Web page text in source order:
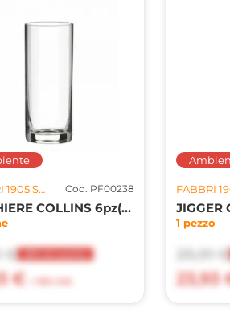
FABBRI 1905 SPA U.S. Cod. PF00238
BICCHIERE COLLINS 6pz(FA)
€
€
JIGGER
1 pezzo
29,91 €
23,93